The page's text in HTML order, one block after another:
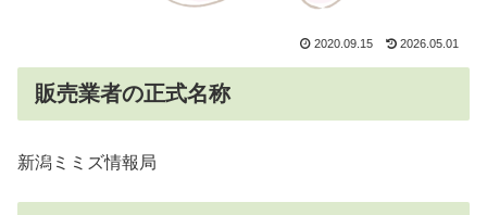
2020.09.15 2026.05.01
販売業者の正式名称
新潟ミミズ情報局